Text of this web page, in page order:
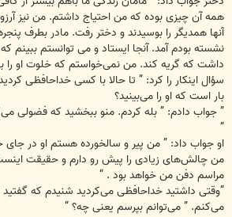
همه آن چیزی بوده که من احتیاج داشتم. من نیز
آنها همدیگر را بوسیدند و دختر رفت. مادر بطرف
نشسته بودم آمد. آنجا ایستاد و می توانستم ببینم
داشت که گریه کند. من نمی‌خواستم که خلوت او را
سؤال اینکار را کرد: ” تا حالا با کسی خداحافظی
بار است که او را می‌بینید؟
” جواب دادم: ” بله کردم. منو ببخشید که فضولی
“
او جواب داد: ” من پیر و سالخورده هستم او در جای
من چالش‌های زیادی را پیش رو دارم و حقیقت
مراسم دفن من خواهد بود . “
“وقتی داشتید خداحافظی می‌کردید شنیدم که گفتید ”
می‌کنم. ” می‌توانم بپرسم یعنی چه؟ “